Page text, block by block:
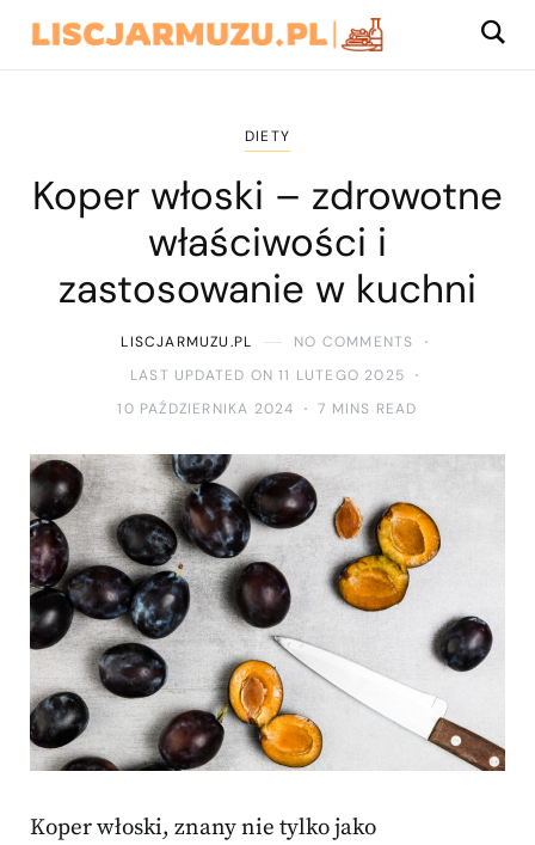
DIETY
Koper włoski – zdrowotne
właściwości i
zastosowanie w kuchni
LISCJARMUZU.PL
NO COMMENTS
LAST UPDATED ON 11 LUTEGO 2025
10 PAŹDZIERNIKA 2024
7 MINS READ
Koper włoski, znany nie tylko jako